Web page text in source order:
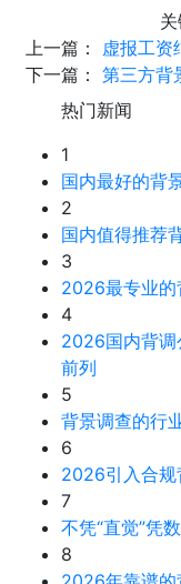
上一篇：
虚报工资
下一篇： 第三方背
热门新闻
1
国内最好的背
2
国内值得推荐
3
2026最专业的
4
2026国内背调
前列
5
背景调查的行
6
2026引入合规
7
不凭“直觉”凭
8